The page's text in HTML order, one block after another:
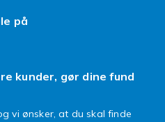
dit personlige udtryk
veltrimmede negle
og den rigtige
af neglepleje-
på
kunder, gør dine fund
vi ønsker, at du skal finde